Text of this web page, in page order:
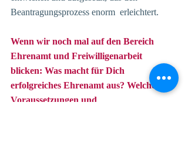
Beantragungsprozess enorm  erleichtert.
Wenn wir noch mal auf den Bereich
Ehrenamt und Freiwilligenarbeit
blicken: Was macht für Dich
erfolgreiches Ehrenamt aus? Welche
Voraussetzungen und